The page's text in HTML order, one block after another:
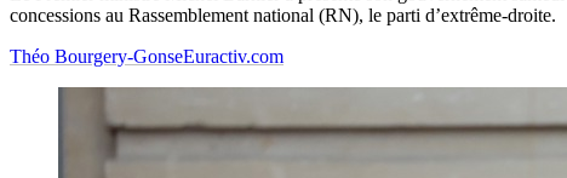
concessions au Rassemblement national (RN), le parti d’extrême-droite.
Théo Bourgery-GonseEuractiv.com